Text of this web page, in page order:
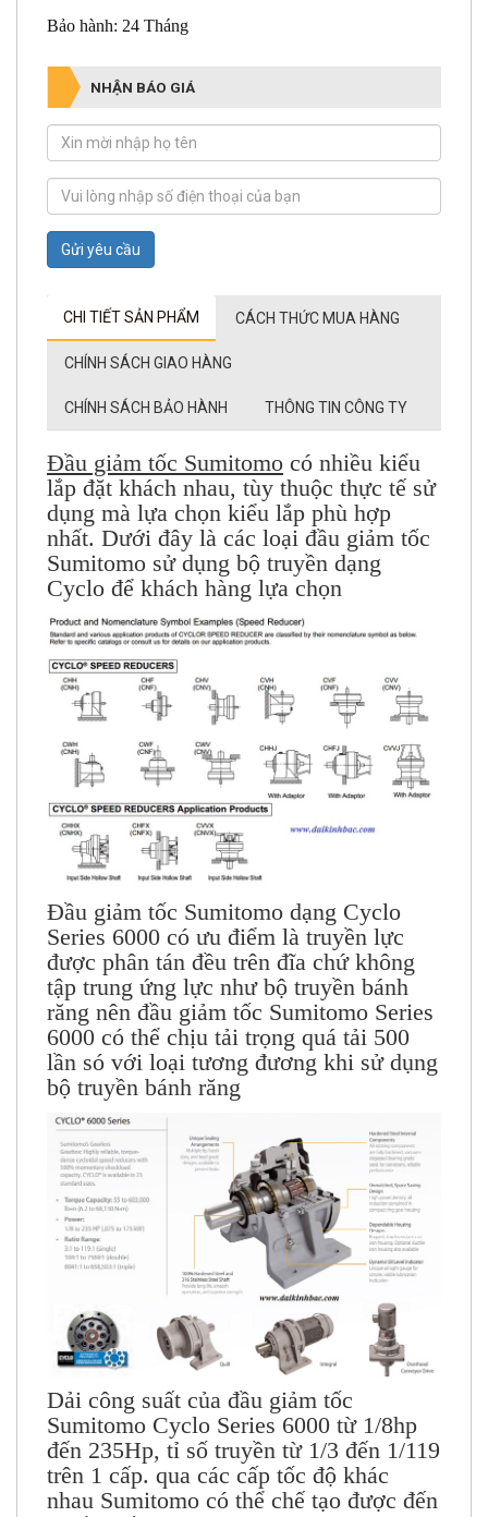
Bảo hành: 24 Tháng
NHẬN BÁO GIÁ
Gửi yêu cầu
CHI TIẾT SẢN PHẨM CÁCH THỨC MUA HÀNG
CHÍNH SÁCH GIAO HÀNG
CHÍNH SÁCH BẢO HÀNH THÔNG TIN CÔNG TY
Đầu giảm tốc Sumitomo có nhiều kiểu
lắp đặt khách nhau, tùy thuộc thực tế sử
dụng mà lựa chọn kiểu lắp phù hợp
nhất. Dưới đây là các loại đầu giảm tốc
Sumitomo sử dụng bộ truyền dạng
Cyclo để khách hàng lựa chọn
Đầu giảm tốc Sumitomo dạng Cyclo
Series 6000 có ưu điểm là truyền lực
được phân tán đều trên đĩa chứ không
tập trung ứng lực như bộ truyền bánh
răng nên đầu giảm tốc Sumitomo Series
6000 có thể chịu tải trọng quá tải 500
lần só với loại tương đương khi sử dụng
bộ truyền bánh răng
Dải công suất của đầu giảm tốc
Sumitomo Cyclo Series 6000 từ 1/8hp
đến 235Hp, tỉ số truyền từ 1/3 đến 1/119
trên 1 cấp. qua các cấp tốc độ khác
nhau Sumitomo có thể chế tạo được đến